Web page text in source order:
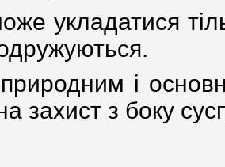
укладатися
і
захист з боку